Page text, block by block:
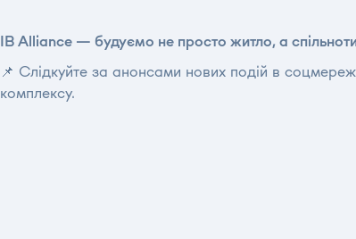
IB Alliance — будуємо не просто житло, а
📌 Слідкуйте за анонсами нових подій в
комплексу.